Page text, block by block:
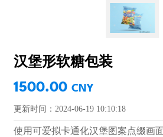
汉堡形软糖包装
1500.00 CNY
更新时间：2024-06-19 10:10:18
使用可爱拟卡通化汉堡图案点缀画